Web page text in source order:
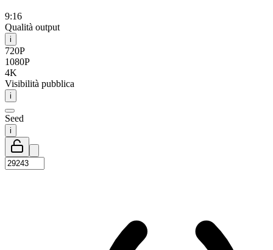
9:16
Qualità output
i
720P
1080P
4K
Visibilità pubblica
i
Seed
i